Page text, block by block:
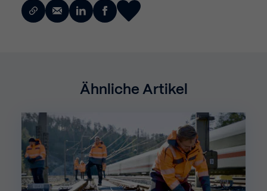
Ähnliche Artikel